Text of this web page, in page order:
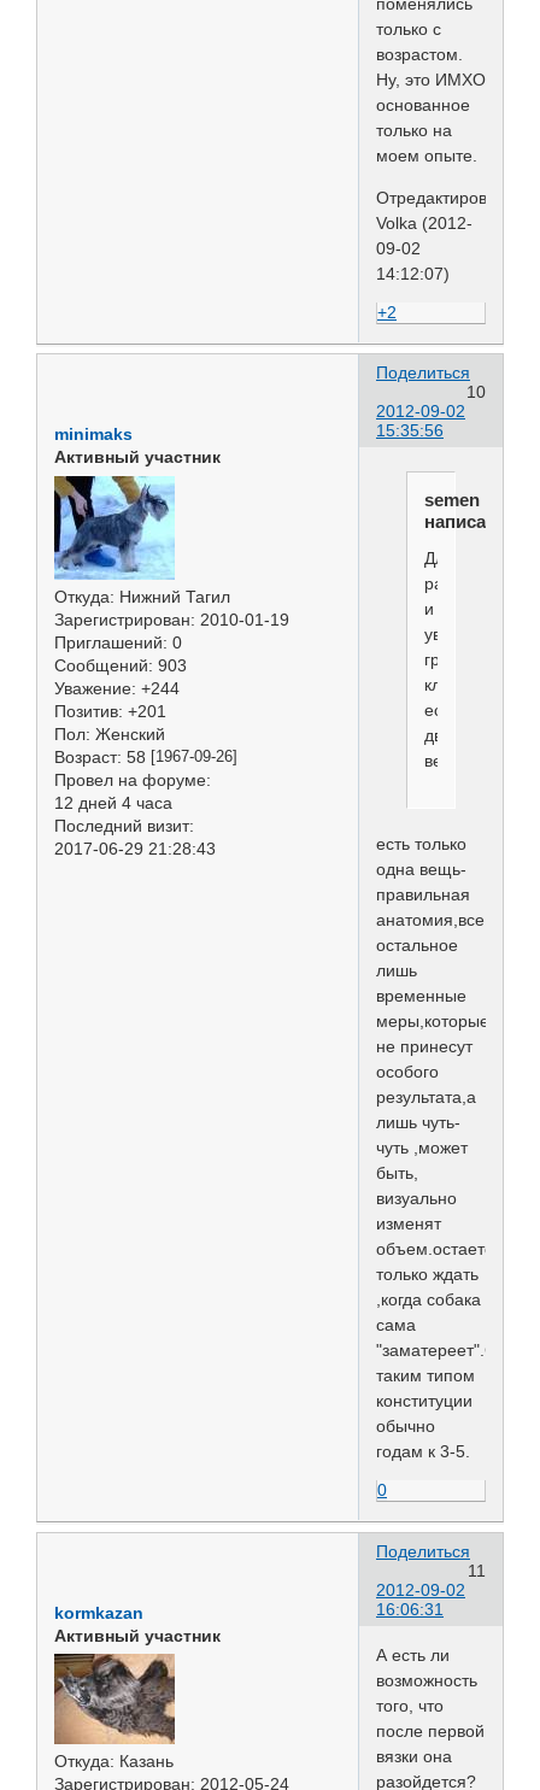
только с
возрастом.
Ну, это ИМХО
основанное
только на
моем опыте.
Отредактировано
Volka (2012-
09-02
14:12:07)
+2
Поделиться
10
2012-09-02
15:35:56
minimaks
Активный участник
Откуда: Нижний Тагил
Зарегистрирован: 2010-01-19
Приглашений: 0
Сообщений: 903
Уважение: +244
Позитив: +201
Пол: Женский
Возраст: 58 [1967-09-26]
Провел на форуме:
12 дней 4 часа
Последний визит:
2017-06-29 21:28:43
semen
написал(а):
Для
развития
и
увеличения
грудной
клетки
есть
две
вещи
есть только
одна вещь-
правильная
анатомия,все
остальное
лишь
временные
меры,которые
не принесут
особого
результата,а
лишь чуть-
чуть ,может
быть,
визуально
изменят
объем.остается
только ждать
,когда собака
сама
"заматереет".С
таким типом
конституции
обычно
годам к 3-5.
0
Поделиться
11
2012-09-02
16:06:31
kormkazan
Активный участник
Откуда: Казань
Зарегистрирован: 2012-05-24
А есть ли
возможность
того, что
после первой
вязки она
разойдется?